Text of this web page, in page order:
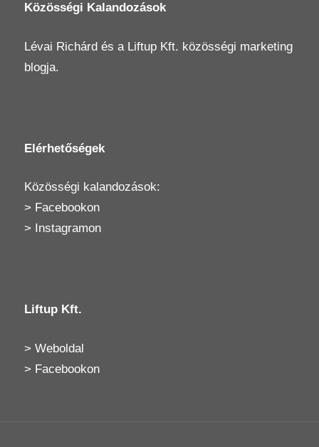
Közösségi Kalandozások
Lévai Richárd és a Liftup Kft. közösségi marketing
blogja.
Elérhetőségek
Közösségi kalandozások:
> Facebookon
> Instagramon
Liftup Kft.
> Weboldal
> Facebookon